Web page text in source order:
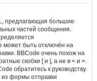
предлагающая большие
частей сообщения.
может быть отключён на
BBCode очень похож на
скобки [ и ], а не в < и >.
обратитесь к руководству
из формы отправки